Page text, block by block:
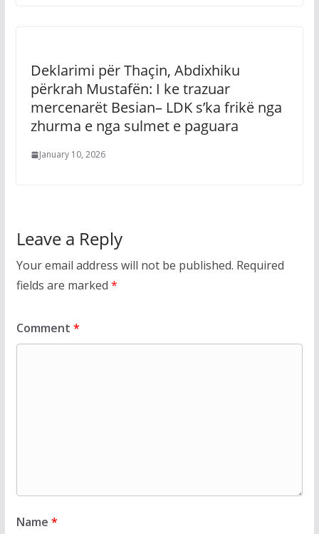
Deklarimi për Thaçin, Abdixhiku
përkrah Mustafën: I ke trazuar
mercenarët Besian– LDK s’ka frikë nga
zhurma e nga sulmet e paguara
January 10, 2026
Leave a Reply
Your email address will not be published. Required
fields are marked *
Comment *
Name *